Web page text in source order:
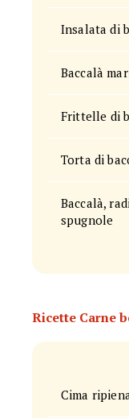
Insalata di
Baccalà
Frittelle di
Torta di
Baccalà,
spugnole
Ricette Carne
Cima